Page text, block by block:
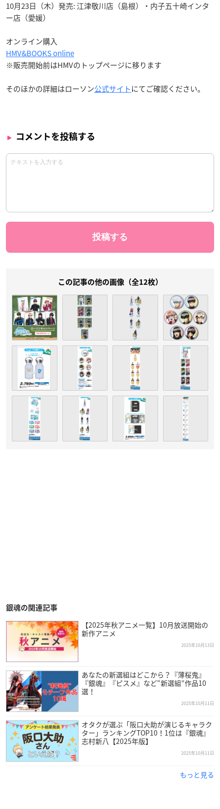
10月23日（木）発売: 江津敬川店（島根）・内子五十崎インタ
ー店（愛媛）
オンライン購入
HMV&BOOKS online
※販売開始前はHMVのトップページに移ります
そのほかの詳細はローソン公式サイトにてご確認ください。
コメントを投稿する
この記事の他の画像（全12枚）
銀魂の関連記事
【2025年秋アニメ一覧】10月放送開始の
新作アニメ
2025年10月13日
あなたの新選組はどこから？『薄桜鬼』
『銀魂』『ピスメ』など“新選組”作品10
選！
2025年10月11日
オタクが選ぶ「阪口大助が演じるキャラク
ター」ランキングTOP10！1位は『銀魂』
志村新八【2025年版】
2025年10月11日
もっと見る